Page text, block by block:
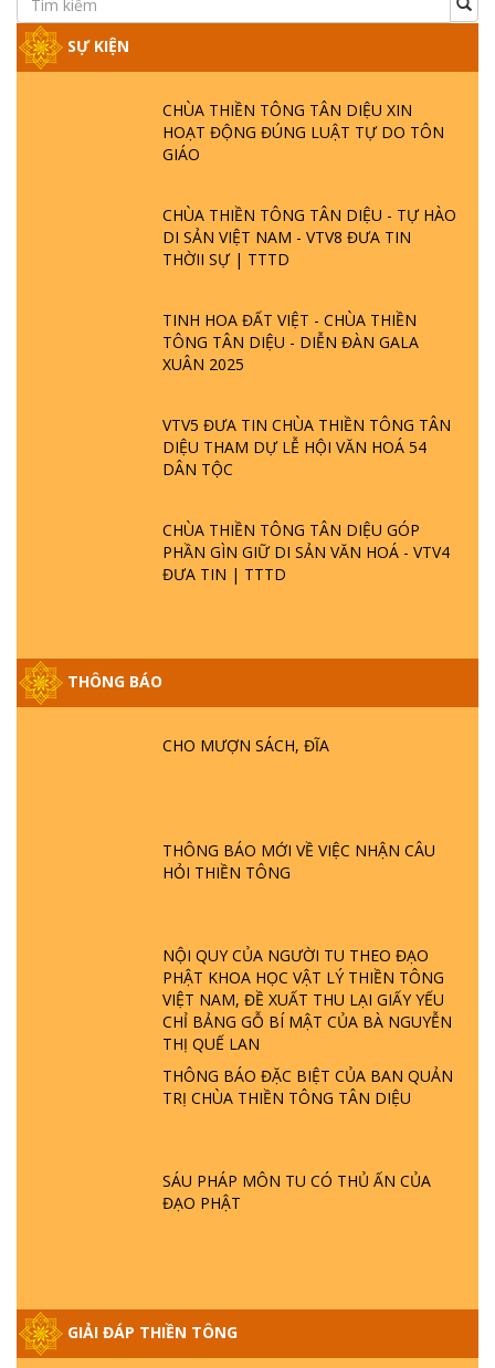
SỰ KIỆN
CHÙA THIỀN TÔNG TÂN DIỆU XIN
HOẠT ĐỘNG ĐÚNG LUẬT TỰ DO TÔN
GIÁO
CHÙA THIỀN TÔNG TÂN DIỆU - TỰ HÀO
DI SẢN VIỆT NAM - VTV8 ĐƯA TIN
THỜII SỰ | TTTD
TINH HOA ĐẤT VIỆT - CHÙA THIỀN
TÔNG TÂN DIỆU - DIỄN ĐÀN GALA
XUÂN 2025
VTV5 ĐƯA TIN CHÙA THIỀN TÔNG TÂN
DIỆU THAM DỰ LỄ HỘI VĂN HOÁ 54
DÂN TỘC
CHÙA THIỀN TÔNG TÂN DIỆU GÓP
PHẦN GÌN GIỮ DI SẢN VĂN HOÁ - VTV4
ĐƯA TIN | TTTD
THÔNG BÁO
CHO MƯỢN SÁCH, ĐĨA
THÔNG BÁO MỚI VỀ VIỆC NHẬN CÂU
HỎI THIỀN TÔNG
NỘI QUY CỦA NGƯỜI TU THEO ĐẠO
PHẬT KHOA HỌC VẬT LÝ THIỀN TÔNG
VIỆT NAM, ĐỀ XUẤT THU LẠI GIẤY YẾU
CHỈ BẢNG GỖ BÍ MẬT CỦA BÀ NGUYỄN
THỊ QUẾ LAN
THÔNG BÁO ĐẶC BIỆT CỦA BAN QUẢN
TRỊ CHÙA THIỀN TÔNG TÂN DIỆU
SÁU PHÁP MÔN TU CÓ THỦ ẤN CỦA
ĐẠO PHẬT
GIẢI ĐÁP THIỀN TÔNG
GIẢI ĐÁP ĐẶC BIỆT P25 - SUỐT 49 NĂM
PHẬT KHÔNG NÓI? HỘI LONG HOA LÀ
TTTD
GIẢI ĐÁP THIỀN TÔNG ĐẶC BIỆT P22 - TẠI
SAO TRÁI ĐẤT NHIỀU THIÊN TAI - LŨ LỤT
- HỎA HOẠN | TTTD
GIẢI ĐÁP THIỀN TÔNG ĐẶC BIỆT P21 - TẠI
GIẢI ĐÁP VỀ LỄ TIỄN THIỀN TÔNG SƯ
GIẢI ĐÁP THIỀN TÔNG ĐẶC BIỆT PHẦN 20
- BÁC NGUYỄN NHÂN LÀ AI? PHIỀN NÃO
DO ĐÂU MÀ CÓ?